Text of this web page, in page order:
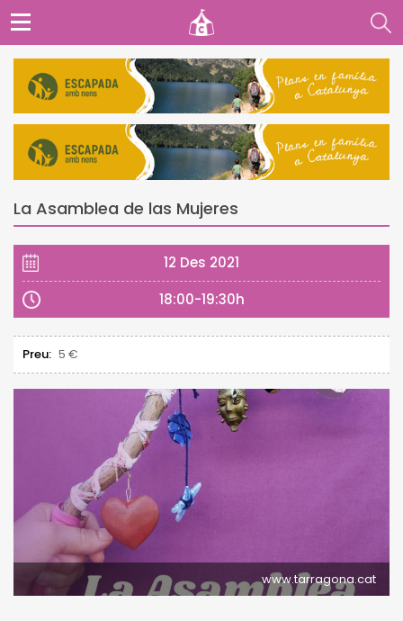
La Asamblea de las Mujeres
12 Des 2021
18:00-19:30h
Preu: 5 €
www.tarragona.cat